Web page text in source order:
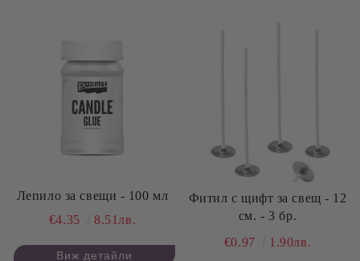
Лепило за свещи - 100 мл
€4.35
8.51лв.
Виж детайли
Фитил с щифт за свещ - 12
см. - 3 бр.
€0.97
1.90лв.